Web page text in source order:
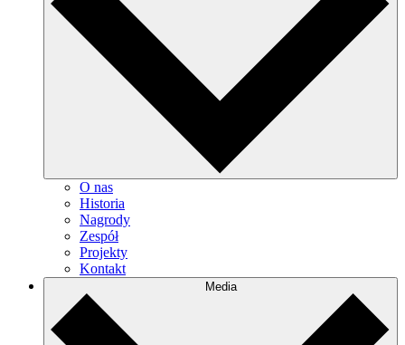
O nas
Historia
Nagrody
Zespół
Projekty
Kontakt
Media